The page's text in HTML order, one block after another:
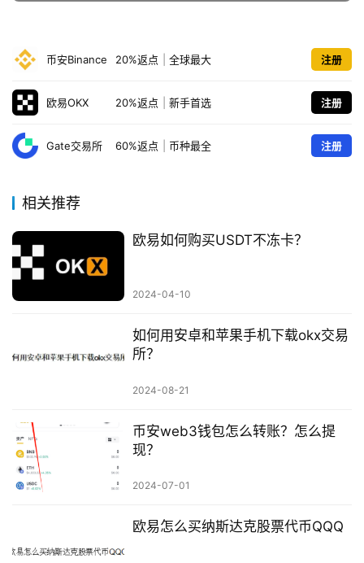
币安Binance 20%返点 全球最大 注册
欧易OKX 20%返点 新手首选 注册
Gate交易所 60%返点 币种最全 注册
相关推荐
欧易如何购买USDT不冻卡？
2024-04-10
如何用安卓和苹果手机下载okx交易
所？
2024-08-21
币安web3钱包怎么转账？怎么提
现？
2024-07-01
欧易怎么买纳斯达克股票代币QQQ